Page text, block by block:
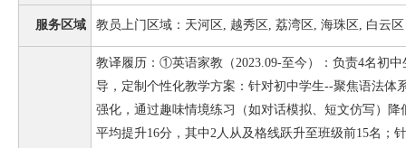
服务区域 教员上门区域：天河区, 越秀区, 荔湾区, 海珠区, 白云区
教译履历：①英语家教（2023.09-至今）：负责4名初
导，定制个性化教学方案：针对初中学生--聚焦语法体
强化，通过趣味情境练习（如对话模拟、短文仿写）
平均提升16分，其中2人从及格线跃升至班级前15名；